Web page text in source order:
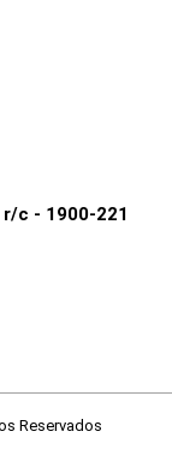
r/c - 1900-221
Reservados